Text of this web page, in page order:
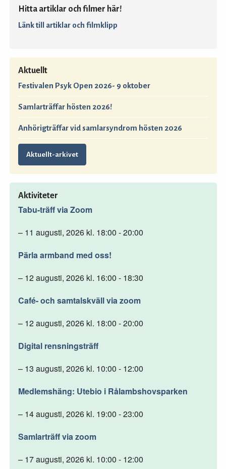
Hitta artiklar och filmer här!
Länk till artiklar och filmklipp
Aktuellt
Festivalen Psyk Open 2026- 9 oktober
Samlarträffar hösten 2026!
Anhörigträffar vid samlarsyndrom hösten 2026
Aktuellt-arkivet
Aktiviteter
Tabu-träff via Zoom
– 11 augusti, 2026 kl. 18:00 - 20:00
Pärla armband med oss!
– 12 augusti, 2026 kl. 16:00 - 18:30
Café- och samtalskväll via zoom
– 12 augusti, 2026 kl. 18:00 - 20:00
Digital rensningsträff
– 13 augusti, 2026 kl. 10:00 - 12:00
Medlemshäng: Utebio i Rålambshovsparken
– 14 augusti, 2026 kl. 19:00 - 23:00
Samlarträff via zoom
– 17 augusti, 2026 kl. 10:00 - 12:00